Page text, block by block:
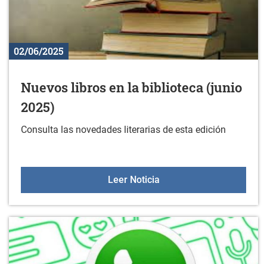
02/06/2025
Nuevos libros en la biblioteca (junio
2025)
Consulta las novedades literarias de esta edición
Leer NoticiaNuevos libros en la